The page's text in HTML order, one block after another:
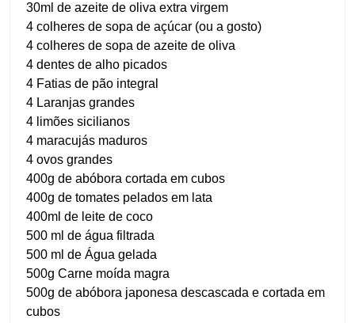
30ml de azeite de oliva extra virgem
4 colheres de sopa de açúcar (ou a gosto)
4 colheres de sopa de azeite de oliva
4 dentes de alho picados
4 Fatias de pão integral
4 Laranjas grandes
4 limões sicilianos
4 maracujás maduros
4 ovos grandes
400g de abóbora cortada em cubos
400g de tomates pelados em lata
400ml de leite de coco
500 ml de água filtrada
500 ml de Água gelada
500g Carne moída magra
500g de abóbora japonesa descascada e cortada em
cubos